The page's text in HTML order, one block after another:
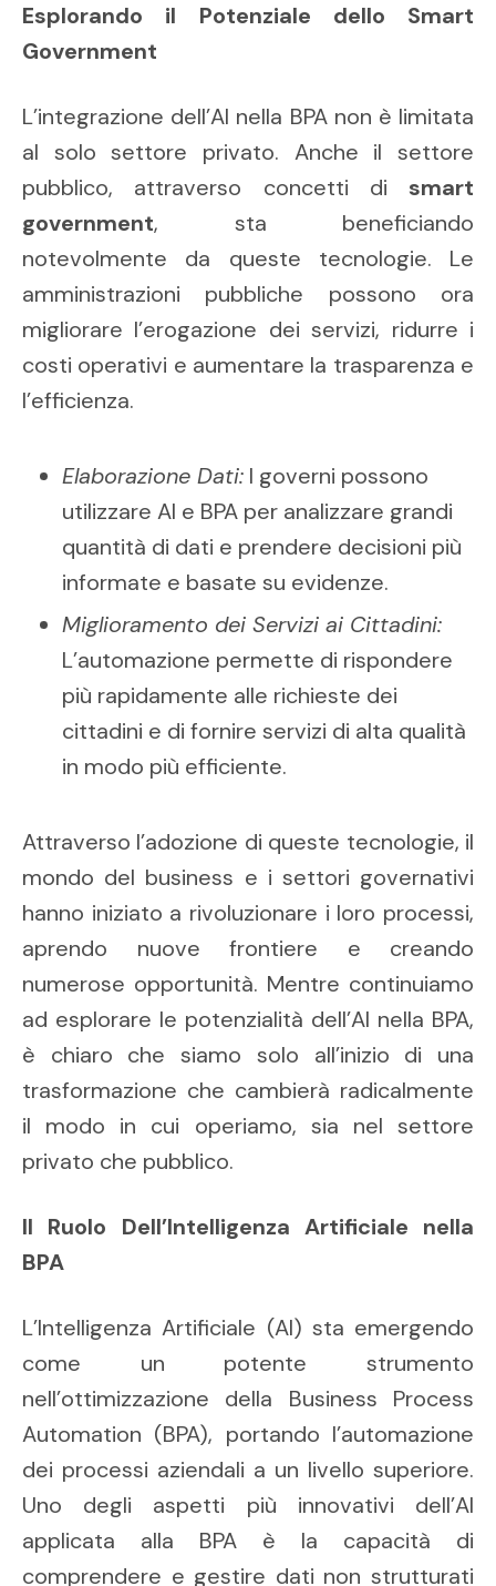
Esplorando il Potenziale dello Smart
Government
L’integrazione dell’AI nella BPA non è limitata
al solo settore privato. Anche il settore
pubblico, attraverso concetti di smart
government, sta beneficiando
notevolmente da queste tecnologie. Le
amministrazioni pubbliche possono ora
migliorare l’erogazione dei servizi, ridurre i
costi operativi e aumentare la trasparenza e
l’efficienza.
Elaborazione Dati: I governi possono
utilizzare AI e BPA per analizzare grandi
quantità di dati e prendere decisioni più
informate e basate su evidenze.
Miglioramento dei Servizi ai Cittadini:
L’automazione permette di rispondere
più rapidamente alle richieste dei
cittadini e di fornire servizi di alta qualità
in modo più efficiente.
Attraverso l’adozione di queste tecnologie, il
mondo del business e i settori governativi
hanno iniziato a rivoluzionare i loro processi,
aprendo nuove frontiere e creando
numerose opportunità. Mentre continuiamo
ad esplorare le potenzialità dell’AI nella BPA,
è chiaro che siamo solo all’inizio di una
trasformazione che cambierà radicalmente
il modo in cui operiamo, sia nel settore
privato che pubblico.
Il Ruolo Dell’Intelligenza Artificiale nella
BPA
L’Intelligenza Artificiale (AI) sta emergendo
come un potente strumento
nell’ottimizzazione della Business Process
Automation (BPA), portando l’automazione
dei processi aziendali a un livello superiore.
Uno degli aspetti più innovativi dell’AI
applicata alla BPA è la capacità di
comprendere e gestire dati non strutturati